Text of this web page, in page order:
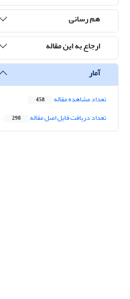
هم رسانی
ارجاع به این مقاله
آمار
تعداد مشاهده مقاله 458
تعداد دریافت فایل اصل مقاله 298